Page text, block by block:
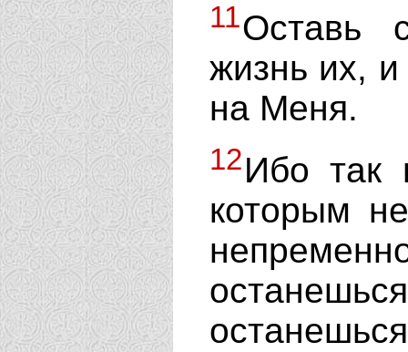
11Оставь
жизнь их,
на Меня.
12Ибо так
которым